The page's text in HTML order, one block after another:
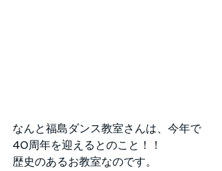
なんと福島ダンス教室さんは、今年で
40周年を迎えるとのこと！！
歴史のあるお教室なのです。